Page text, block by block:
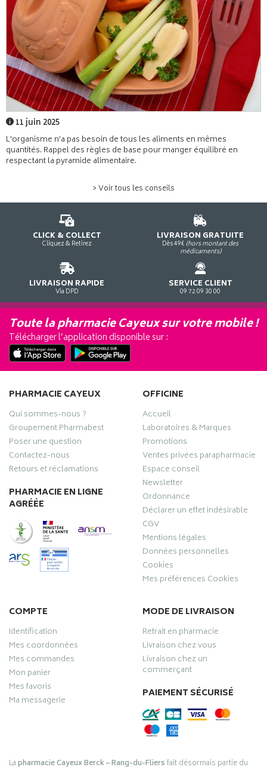
11 juin 2025
L'organisme n'a pas besoin de tous les aliments en mêmes
quantités. Rappel des règles de base pour manger équilibré en
respectant la pyramide alimentaire.
> Voir tous les conseils
CLICK & COLLECT
Cliquez & Retirez
LIVRAISON GRATUITE
Dès 49€ (hors montant des
médicaments)
LIVRAISON RAPIDE
Via DPD
SERVICE CLIENT
09 72 09 30 00
Toute la pharmacie Cayeux sur votre mobile !
Télécharger l’application disponible sur :
PHARMACIE CAYEUX
Qui sommes-nous ?
Groupement Pharmabest
Poser une question
Contactez-nous
Retours et réclamations
PHARMACIE EN LIGNE
AGRÉÉE
OFFICINE
Accueil
Laboratoires & Marques
Promotions
Ventes privées parapharmacie
Espace conseil
Newsletter
Ordonnance
Déclarer un effet indésirable
CGV
Mentions légales
Données personnelles
Cookies
Mes préférences Cookies
COMPTE
Identification
Mes coordonnées
Mes commandes
Mon panier
Mes favoris
Ma messagerie
MODE DE LIVRAISON
Retrait en pharmacie
Livraison chez vous
Livraison chez un
commerçant
PAIEMENT SÉCURISÉ
Lapharmacie Cayeux Berck – Rang-du-Fliersfait désormais partie du